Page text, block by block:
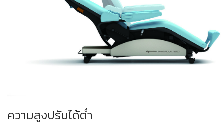
ความสูงปรับได้ต่ำ